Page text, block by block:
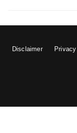
Disclaimer